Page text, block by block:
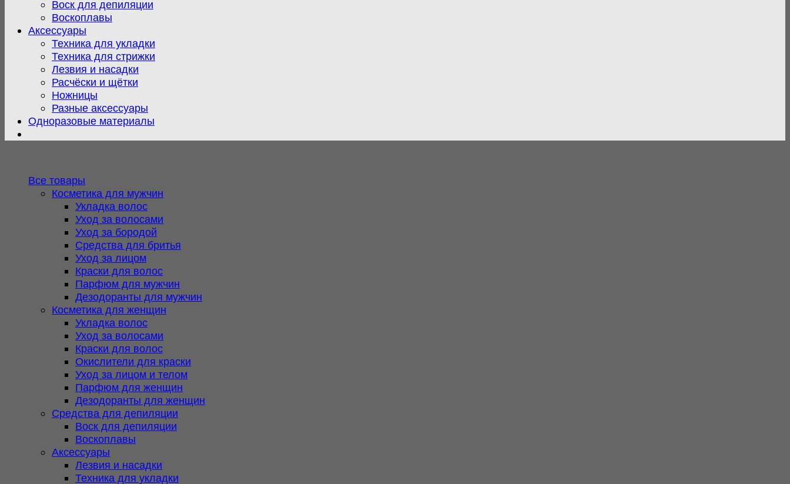
Воск для депиляции
Воскоплавы
Аксессуары
Техника для укладки
Техника для стрижки
Лезвия и насадки
Расчёски и щётки
Ножницы
Разные аксессуары
Одноразовые материалы
Все товары
Косметика для мужчин
Укладка волос
Уход за волосами
Уход за бородой
Средства для бритья
Уход за лицом
Краски для волос
Парфюм для мужчин
Дезодоранты для мужчин
Косметика для женщин
Укладка волос
Уход за волосами
Краски для волос
Окислители для краски
Уход за лицом и телом
Парфюм для женщин
Дезодоранты для женщин
Средства для депиляции
Воск для депиляции
Воскоплавы
Аксессуары
Лезвия и насадки
Техника для укладки